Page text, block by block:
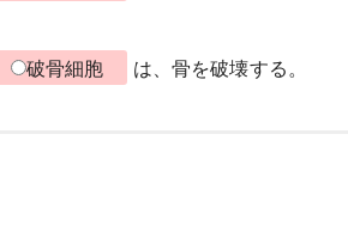
破骨細胞 は、骨を破壊する。